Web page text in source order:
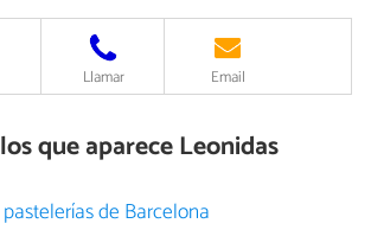
Llamar Email
que aparece Leonidas
de Barcelona